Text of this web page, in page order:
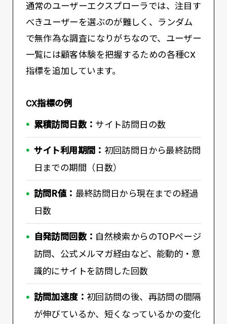
通常のユーザーエクスプローラでは、注目す
べきユーザーを選ぶのが難しく、ランダム
で無作為な調査になりがちなので、ユーザー
一覧には顧客体験を把握するための各種CX
指標を追加しています。
CX指標の例
累積訪問日数： サイト訪問日の数
サイト利用期間： 初回訪問日から最終訪問
日までの期間（日数）
訪問R値： 最終訪問日から現在までの経過
日数
自発訪問回数： 自然検索からのTOPページ
訪問、公式メルマガ経由など、能動的・意
識的にサイトを訪問した回数
訪問加速度： 初回訪問の後、再訪問の間隔
が伸びているか、短くなっているかの変化